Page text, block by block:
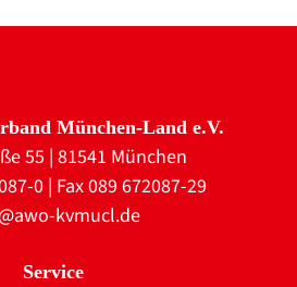
München-Land e.V.
55 | 81541 München
0 | Fax 089 672087-29
kvmucl.de
Service